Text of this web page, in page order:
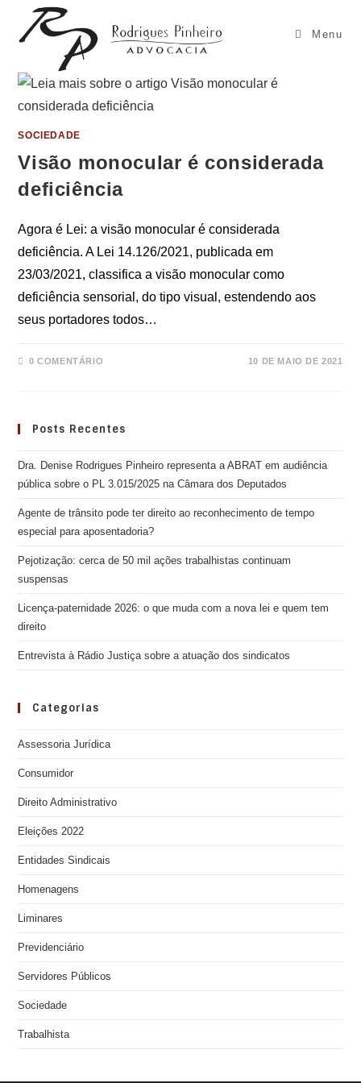
Menu
SOCIEDADE
Visão monocular é considerada
deficiência
Agora é Lei: a visão monocular é considerada
deficiência. A Lei 14.126/2021, publicada em
23/03/2021, classifica a visão monocular como
deficiência sensorial, do tipo visual, estendendo aos
seus portadores todos…
0 COMENTÁRIO 10 DE MAIO DE 2021
Posts Recentes
Dra. Denise Rodrigues Pinheiro representa a ABRAT em audiência
pública sobre o PL 3.015/2025 na Câmara dos Deputados
Agente de trânsito pode ter direito ao reconhecimento de tempo
especial para aposentadoria?
Pejotização: cerca de 50 mil ações trabalhistas continuam
suspensas
Licença-paternidade 2026: o que muda com a nova lei e quem tem
direito
Entrevista à Rádio Justiça sobre a atuação dos sindicatos
Categorias
Assessoria Jurídica
Consumidor
Direito Administrativo
Eleições 2022
Entidades Sindicais
Homenagens
Liminares
Previdenciário
Servidores Públicos
Sociedade
Trabalhista